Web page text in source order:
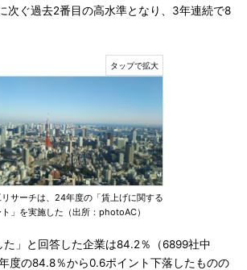
次ぐ過去2番目の高水準となり、3年連続で8
サーチは、24年度の「賃上げに関する
」を実施した（出所：photoAC）
」と回答した企業は84.2％（6899社中
度の84.8％から0.6ポイント下落したものの